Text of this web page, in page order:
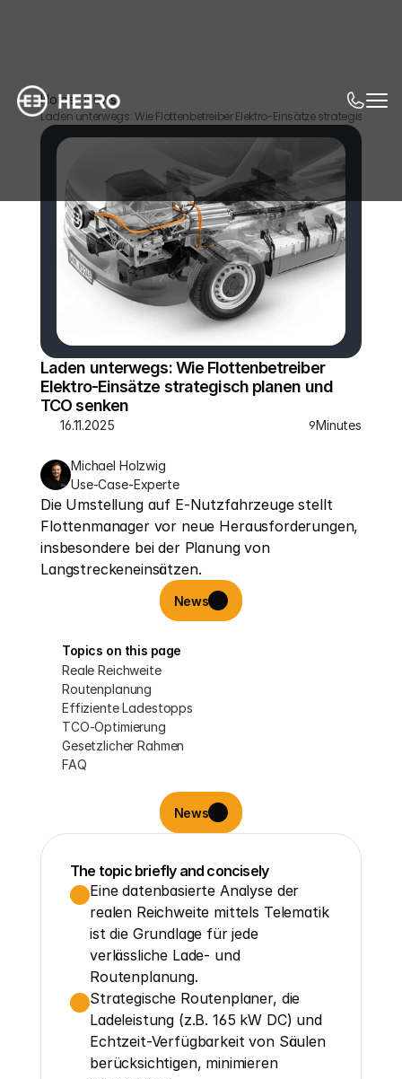
Home News
Laden unterwegs: Wie Flottenbetreiber Elektro-Einsätze strategisch
Laden unterwegs: Wie Flottenbetreiber
Elektro-Einsätze strategisch planen und
TCO senken
16.11.2025 9Minutes
Michael Holzwig
Use-Case-Experte
Die Umstellung auf E-Nutzfahrzeuge stellt
Flottenmanager vor neue Herausforderungen,
insbesondere bei der Planung von
Langstreckeneinsätzen.
News
Topics on this page
Reale Reichweite
Routenplanung
Effiziente Ladestopps
TCO-Optimierung
Gesetzlicher Rahmen
FAQ
News
The topic briefly and concisely
Eine datenbasierte Analyse der
realen Reichweite mittels Telematik
ist die Grundlage für jede
verlässliche Lade- und
Routenplanung.
Strategische Routenplaner, die
Ladeleistung (z.B. 165 kW DC) und
Echtzeit-Verfügbarkeit von Säulen
berücksichtigen, minimieren